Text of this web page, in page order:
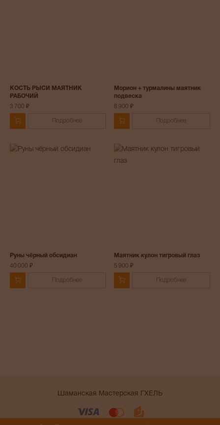
КОСТЬ РЫСИ МАЯТНИК
РАБОЧИЙ
3 700 ₽
Подробнее
Морион + турмалины маятник
подвеска
8 900 ₽
Подробнее
Руны чёрный обсидиан
40 000 ₽
Подробнее
Маятник кулон тигровый глаз
5 900 ₽
Подробнее
Шаманская Мастерская ГХЕЛЬ